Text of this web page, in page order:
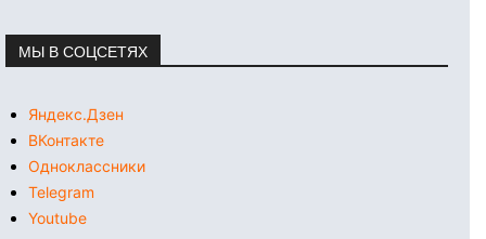
МЫ В СОЦСЕТЯХ
Яндекс.Дзен
ВКонтакте
Одноклассники
Telegram
Youtube